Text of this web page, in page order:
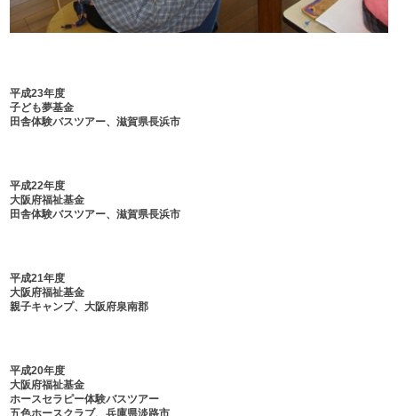
平成23年度
子ども夢基金
田舎体験バスツアー、滋賀県長浜市
平成22年度
大阪府福祉基金
田舎体験バスツアー、滋賀県長浜市
平成21年度
大阪府福祉基金
親子キャンプ、大阪府泉南郡
平成20年度
大阪府福祉基金
ホースセラピー体験バスツアー
五色ホースクラブ、兵庫県淡路市